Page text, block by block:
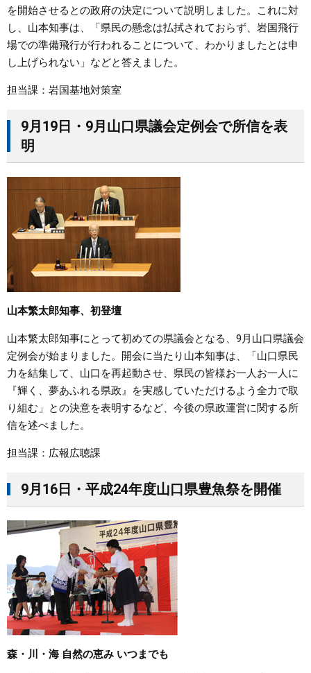
を開始させるとの政府の決定について説明しました。これに対
し、山本知事は、「県民の懸念は払拭されておらず、岩国飛行
場での準備飛行が行われることについて、わかりましたとは申
し上げられない」などと答えました。
担当課：岩国基地対策室
9月19日・9月山口県議会定例会で所信を表
明
山本繁太郎知事、初登壇
山本繁太郎知事にとって初めての県議会となる、9月山口県議会
定例会が始まりました。開会に当たり山本知事は、「山口県民
力を結集して、山口を再起動させ、県民の皆様お一人お一人に
『輝く、夢あふれる県政』を実感していただけるよう全力で取
り組む」との決意を表明するなど、今後の県政運営に関する所
信を述べました。
担当課：広報広聴課
9月16日・平成24年度山口県豊魚祭を開催
森・川・海 自然の恵み いつまでも